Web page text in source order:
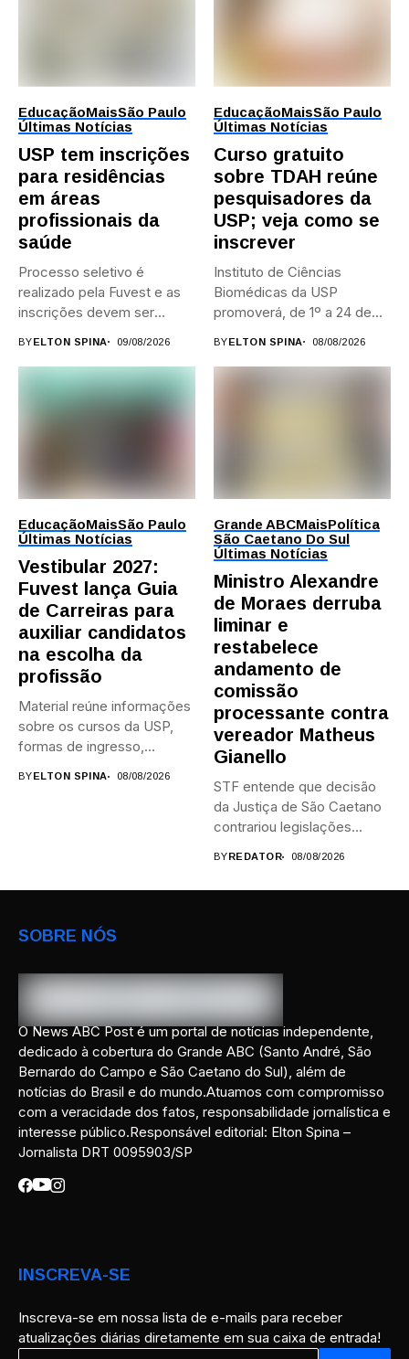
EducaçãoMaisSão Paulo
Últimas Notícias
USP tem inscrições
para residências
em áreas
profissionais da
saúde
Processo seletivo é
realizado pela Fuvest e as
inscrições devem ser
BYELTON SPINA 09/08/2026
EducaçãoMaisSão Paulo
Últimas Notícias
Curso gratuito
sobre TDAH reúne
pesquisadores da
USP; veja como se
inscrever
Instituto de Ciências
Biomédicas da USP
promoverá, de 1º a 24 de...
BYELTON SPINA 08/08/2026
EducaçãoMaisSão Paulo
Últimas Notícias
Vestibular 2027:
Fuvest lança Guia
de Carreiras para
auxiliar candidatos
na escolha da
profissão
Material reúne informações
sobre os cursos da USP,
formas de ingresso,
BYELTON SPINA 08/08/2026
Grande ABCMaisPolítica
São Caetano Do Sul
Últimas Notícias
Ministro Alexandre
de Moraes derruba
liminar e
restabelece
andamento de
comissão
processante contra
vereador Matheus
Gianello
STF entende que decisão
da Justiça de São Caetano
contrariou legislações
BYREDATOR 08/08/2026
SOBRE NÓS
O News ABC Post é um portal de notícias independente,
dedicado à cobertura do Grande ABC (Santo André, São
Bernardo do Campo e São Caetano do Sul), além de
notícias do Brasil e do mundo.Atuamos com compromisso
com a veracidade dos fatos, responsabilidade jornalística e
interesse público.Responsável editorial: Elton Spina –
Jornalista DRT 0095903/SP
INSCREVA-SE
Inscreva-se em nossa lista de e-mails para receber
atualizações diárias diretamente em sua caixa de entrada!